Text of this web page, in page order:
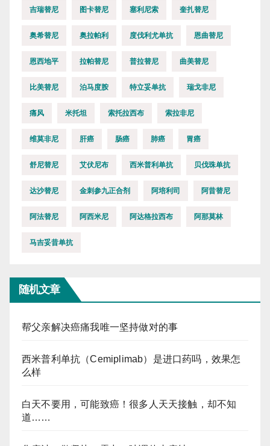
吉瑞替尼 图卡替尼 塞利尼索 奎扎替尼
奥希替尼 奥拉帕利 度伐利尤单抗 恩曲替尼
恩西地平 拉帕替尼 普拉替尼 曲美替尼
比美替尼 泊马度胺 特立妥单抗 瑞戈非尼
痛风 米托坦 索托拉西布 索拉非尼
维莫非尼 肝癌 肠癌 肺癌 胃癌
舒尼替尼 艾伏尼布 西米普利单抗 贝伐珠单抗
达沙替尼 金刺参九正合剂 阿培利司 阿昔替尼
阿法替尼 阿西米尼 阿达格拉西布 阿那莫林
马吉妥昔单抗
随机文章
帮父亲解决癌痛我唯一坚持做对的事
西米普利单抗（Cemiplimab）是进口药吗，效果怎
么样
白天不要用，可能致癌！很多人天天接触，却不知
道……